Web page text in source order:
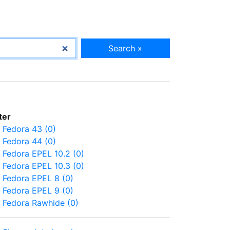
Search »
Fedora 43 (0)
Fedora 44 (0)
Fedora EPEL 10.2 (0)
Fedora EPEL 10.3 (0)
Fedora EPEL 8 (0)
Fedora EPEL 9 (0)
Fedora Rawhide (0)